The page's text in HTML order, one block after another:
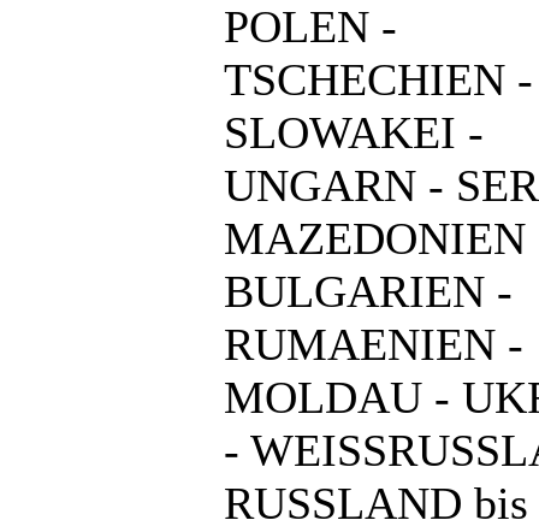
POLEN -
TSCHECHIEN -
SLOWAKEI -
UNGARN -
MAZEDONIEN
BULGARIEN -
RUMAENIEN -
MOLDAU -
-
RUSSLAND bis